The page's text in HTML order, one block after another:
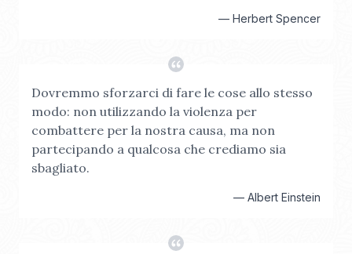
— Herbert Spencer
Dovremmo sforzarci di fare le cose allo stesso
modo: non utilizzando la violenza per
combattere per la nostra causa, ma non
partecipando a qualcosa che crediamo sia
sbagliato.
— Albert Einstein